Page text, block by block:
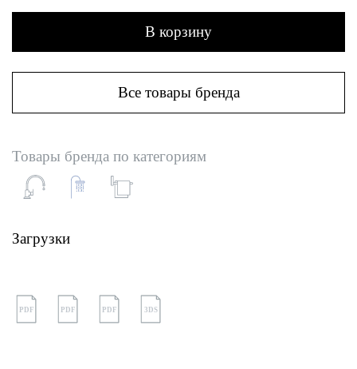
В корзину
Все товары бренда
Товары бренда по категориям
Загрузки
PDF PDF PDF 3DS